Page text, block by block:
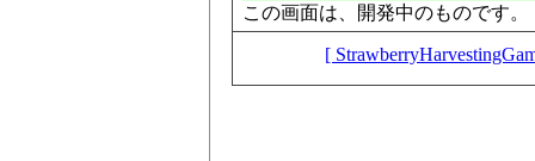
この画面は、開発中のものです。
[